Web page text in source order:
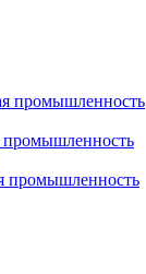
промышленность
промышленность
промышленность